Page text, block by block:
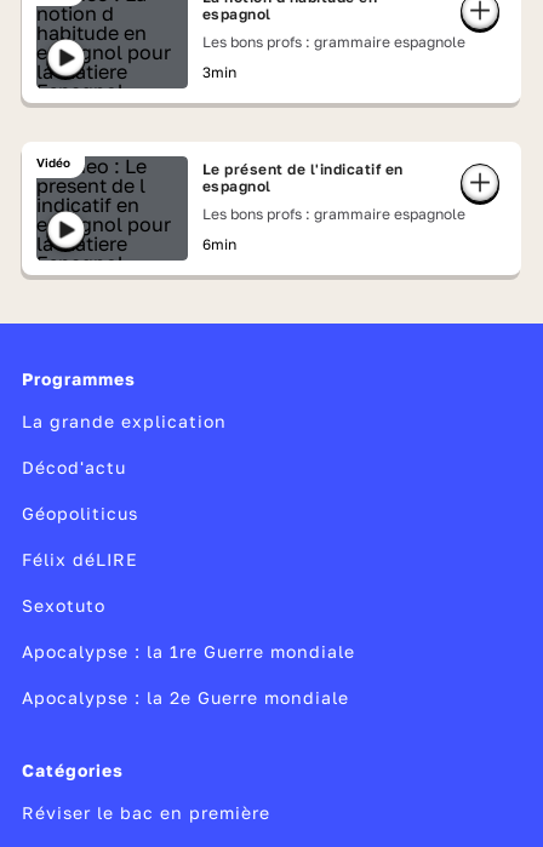
espagnol
Les bons profs : grammaire espagnole
3min
Vidéo
Le présent de l'indicatif en
espagnol
Les bons profs : grammaire espagnole
6min
Programmes
La grande explication
Décod'actu
Géopoliticus
Félix déLIRE
Sexotuto
Apocalypse : la 1re Guerre mondiale
Apocalypse : la 2e Guerre mondiale
Catégories
Réviser le bac en première